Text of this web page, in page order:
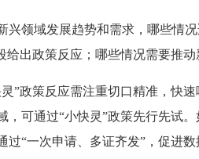
兴领域发展趋势和需求，哪些情
给出政策反应；哪些情况需要推
灵”政策反应需注重切口精准，快
，可通过“小快灵”政策先行先试
过“一次申请、多证齐发”，促进